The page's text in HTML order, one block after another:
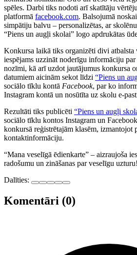
spēles. Darbi tiks nodoti arī skatītāju
platformā facebook.com. Balsojumā
simpātiju balvu – personalizētas, ar
“Piens un augļi skolai” logo apdrukātas
Konkursa laikā tiks organizēti divi atbalsta
iespējams uzzināt noderīgu informāciju
nozīmi, kā arī uzdot jautājumus konkursa
datumiem aicinām sekot līdzi “Piens un
sociālo tīklu kontā Facebook, par ko
Instagram kontā un nosūtīta uz skolu e-
Rezultāti tiks publicēti “Piens un augļi
sociālo tīklu kontos Instagram un
konkursā reģistrētajām klasēm, izmantojot
kontaktinformāciju.
“Mana veselīgā ēdienkarte” – aizraujoša
radošumu un zināšanas par veselīgu uzturu!
Dalīties:
Komentāri (0)